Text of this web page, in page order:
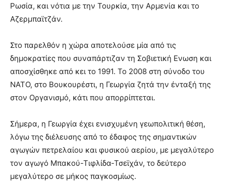
Ρωσία, και νότια με την Τουρκία, την Αρμενία και το
Αζερμπαϊτζάν.
Στο παρελθόν η χώρα αποτελούσε μία από τις
δημοκρατίες που συναπάρτιζαν τη Σοβιετική Ενωση και
αποσχίσθηκε από κει το 1991. Το 2008 στη σύνοδο του
ΝΑΤΟ, στο Βουκουρέστι, η Γεωργία ζητά την ένταξή της
στον Οργανισμό, κάτι που απορρίπτεται.
Σήμερα, η Γεωργία έχει ενισχυμένη γεωπολιτική θέση,
λόγω της διέλευσης από το έδαφος της σημαντικών
αγωγών πετρελαίου και φυσικού αερίου, με μεγαλύτερο
τον αγωγό Μπακού-Τιφλίδα-Τσεϊχάν, το δεύτερο
μεγαλύτερο σε μήκος παγκοσμίως.